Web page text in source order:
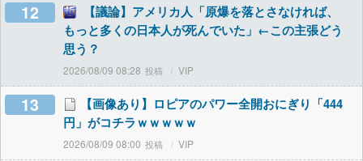
12
【議論】アメリカ人「原爆を落とさなければ、
もっと多くの日本人が死んでいた」←この主張どう
思う？
2026/08/09 08:28 VIP
13
【画像あり】ロピアのパワー全開おにぎり「444
円」がコチラｗｗｗｗｗ
2026/08/09 08:00 VIP